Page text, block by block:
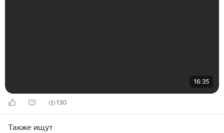
16:35
130
Также ищут